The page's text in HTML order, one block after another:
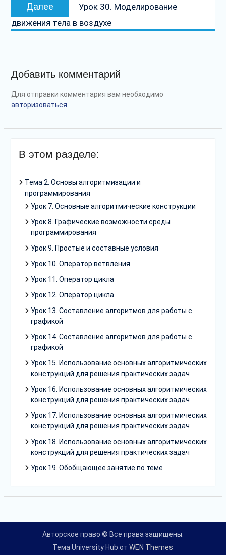
Далее
запись:
Урок 30. Моделирование
движения тела в воздухе
Добавить комментарий
Для отправки комментария вам необходимо
авторизоваться
В этом разделе:
Тема 2. Основы алгоритмизации и
программирования
Урок 7. Основные алгоритмические конструкции
Урок 8. Графические возможности среды
программирования
Урок 9. Простые и составные условия
Урок 10. Оператор ветвления
Урок 11. Оператор цикла
Урок 12. Оператор цикла
Урок 13. Составление алгоритмов для работы с
графикой
Урок 14. Составление алгоритмов для работы с
графикой
Урок 15. Использование основных алгоритмических
конструкций для решения практических задач
Урок 16. Использование основных алгоритмических
конструкций для решения практических задач
Урок 17. Использование основных алгоритмических
конструкций для решения практических задач
Урок 18. Использование основных алгоритмических
конструкций для решения практических задач
Урок 19. Обобщающее занятие по теме
Авторское право © Все права защищены.
Тема University Hub отWEN Themes